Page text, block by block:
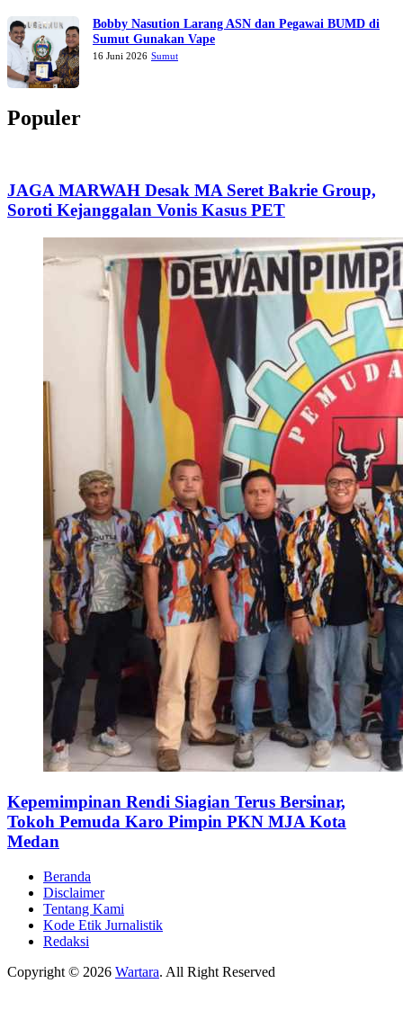
Bobby Nasution Larang ASN dan Pegawai BUMD di
Sumut Gunakan Vape
16 Juni 2026 Sumut
Populer
JAGA MARWAH Desak MA Seret Bakrie Group,
Soroti Kejanggalan Vonis Kasus PET
Kepemimpinan Rendi Siagian Terus Bersinar,
Tokoh Pemuda Karo Pimpin PKN MJA Kota
Medan
Beranda
Disclaimer
Tentang Kami
Kode Etik Jurnalistik
Redaksi
Copyright © 2026 Wartara. All Right Reserved